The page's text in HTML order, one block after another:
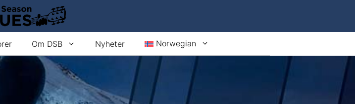
Om DSB Nyheter Norwegian